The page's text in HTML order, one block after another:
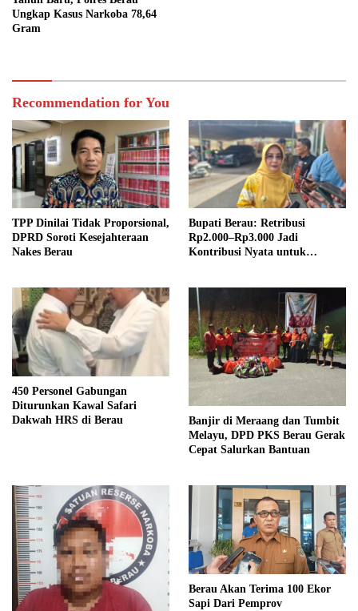
Ungkap Kasus Narkoba 78,64
Gram
Recommendation for You
TPP Dinilai Tidak Proporsional,
DPRD Soroti Kesejahteraan
Nakes Berau
Bupati Berau: Retribusi
Rp2.000–Rp3.000 Jadi
Kontribusi Nyata untuk
450 Personel Gabungan
Diturunkan Kawal Safari
Dakwah HRS di Berau
Banjir di Meraang dan Tumbit
Melayu, DPD PKS Berau Gerak
Cepat Salurkan Bantuan
Berau Akan Terima 100 Ekor
Sapi Dari Pemprov